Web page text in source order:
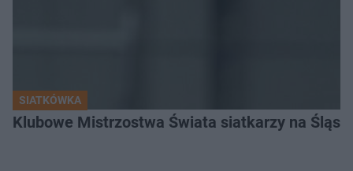
SIATKÓWKA
Klubowe Mistrzostwa Świata siatkarzy na